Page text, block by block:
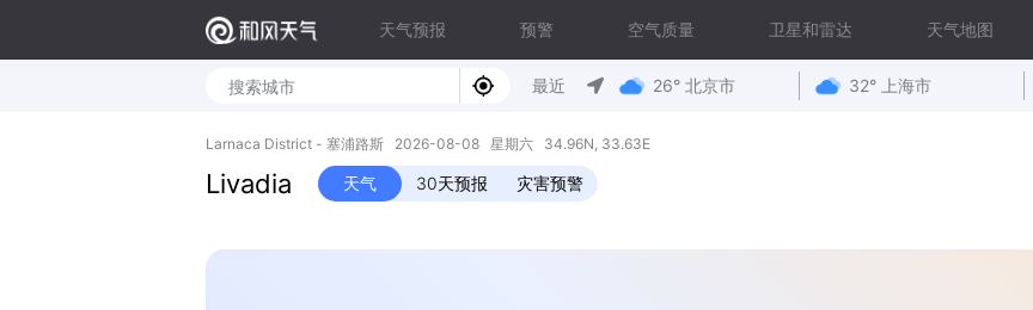
天气预报 预警 空气质量 卫星和雷达 天气地图
最近 26° 北京市 32° 上海市
Larnaca District - 塞浦路斯 2026-08-08 星期六 34.96N, 33.63E
Livadia 天气 30天预报 灾害预警